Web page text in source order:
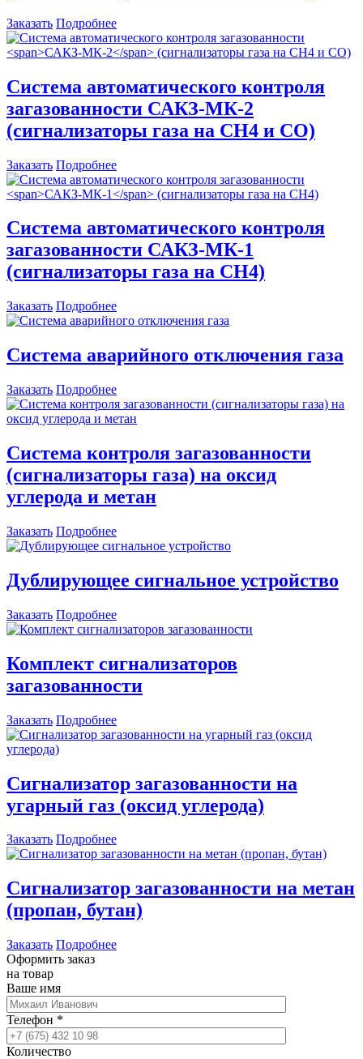
Заказать Подробнее
Система автоматического контроля
загазованности САКЗ-МК-2
(сигнализаторы газа на CH4 и СО)
Заказать Подробнее
Система автоматического контроля
загазованности САКЗ-МК-1
(сигнализаторы газа на CH4)
Заказать Подробнее
Система аварийного отключения газа
Заказать Подробнее
Система контроля загазованности
(сигнализаторы газа) на оксид
углерода и метан
Заказать Подробнее
Дублирующее сигнальное устройство
Заказать Подробнее
Комплект сигнализаторов
загазованности
Заказать Подробнее
Сигнализатор загазованности на
угарный газ (оксид углерода)
Заказать Подробнее
Сигнализатор загазованности на метан
(пропан, бутан)
Заказать Подробнее
Оформить заказ
на товар
Ваше имя
Телефон *
Количество